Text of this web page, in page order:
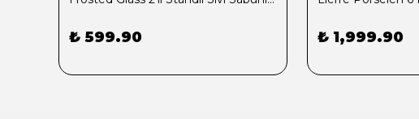
₺ 599.90 ₺ 1,999.90